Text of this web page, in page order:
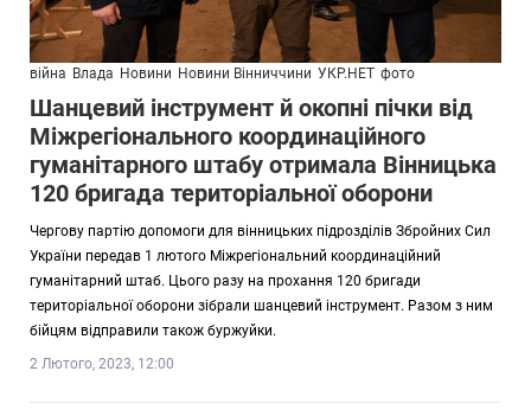
війна Влада Новини Новини Вінниччини УКР.НЕТ фото
Шанцевий інструмент й окопні пічки від
Міжрегіонального координаційного
гуманітарного штабу отримала Вінницька
120 бригада територіальної оборони
Чергову партію допомоги для вінницьких підрозділів Збройних Сил
України передав 1 лютого Міжрегіональний координаційний
гуманітарний штаб. Цього разу на прохання 120 бригади
територіальної оборони зібрали шанцевий інструмент. Разом з ним
бійцям відправили також буржуйки.
2 Лютого, 2023, 12:00